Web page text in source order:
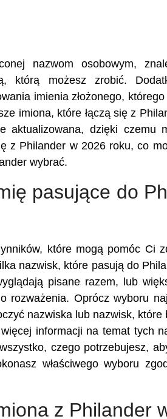
nazwom osobowym,
którą możesz zrobić.
imienia złożonego,
imiona, które łączą się z
aktualizowana, dzięki czemu
z Philander w 2026 roku, co
wybrać.
pasujące do
które mogą pomóc Ci
nazwisk, które pasują do
pisane razem, lub
rozważenia. Oprócz wyboru
nazwiska lub nazwisk,
informacji na temat tych
czego potrzebujesz,
właściwego wyboru
z Philander